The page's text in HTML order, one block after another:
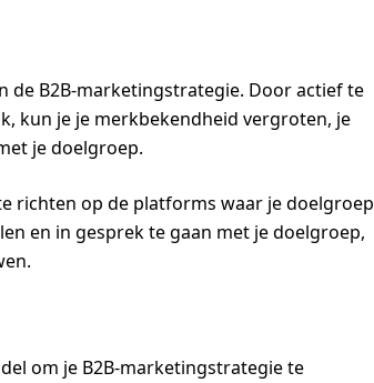
de B2B-marketingstrategie. Door actief te
kun je je merkbekendheid vergroten, je
je doelgroep.
richten op de platforms waar je doelgroep
en in gesprek te gaan met je doelgroep,
om je B2B-marketingstrategie te